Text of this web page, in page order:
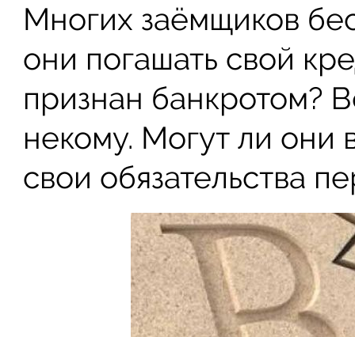
Многих заёмщиков
они погашать свой
признан банкротом?
некому. Могут ли они
свои обязательства